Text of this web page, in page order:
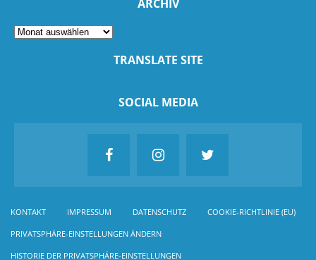
ARCHIV
TRANSLATE SITE
SOCIAL MEDIA
KONTAKT IMPRESSUM DATENSCHUTZ COOKIE-RICHTLINIE (EU)
PRIVATSPHÄRE-EINSTELLUNGEN ÄNDERN
HISTORIE DER PRIVATSPHÄRE-EINSTELLUNGEN